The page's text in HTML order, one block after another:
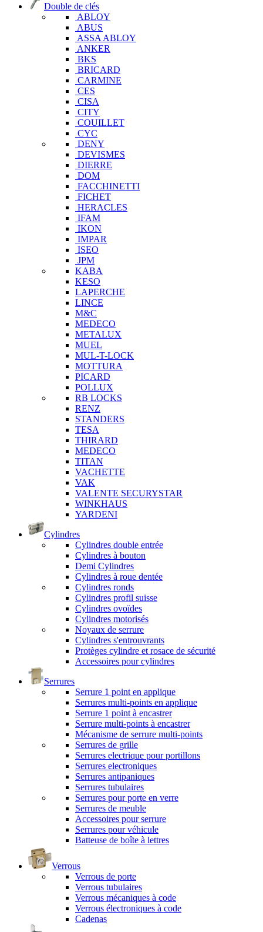
Double de clés
ABLOY
ABUS
ASSA ABLOY
ANKER
BKS
BRICARD
CARMINE
CES
CISA
CITY
COUILLET
CYC
DENY
DEVISMES
DIERRE
DOM
FACCHINETTI
FICHET
HERACLES
IFAM
IKON
IMPAR
ISEO
JPM
KABA
KESO
LAPERCHE
LINCE
M&C
MEDECO
METALUX
MUEL
MUL-T-LOCK
MOTTURA
PICARD
POLLUX
RB LOCKS
RENZ
STANDERS
TESA
THIRARD
MEDECO
TITAN
VACHETTE
VAK
VALENTE SECURYSTAR
WINKHAUS
YARDENI
Cylindres
Cylindres double entrée
Cylindres à bouton
Demi Cylindres
Cylindres à roue dentée
Cylindres ronds
Cylindres profil suisse
Cylindres ovoïdes
Cylindres motorisés
Noyaux de serrure
Cylindres s'entrouvrants
Protèges cylindre et rosace de sécurité
Accessoires pour cylindres
Serrures
Serrure 1 point en applique
Serrures multi-points en applique
Serrure 1 point à encastrer
Serrure multi-points à encastrer
Mécanisme de serrure multi-points
Serrures de grille
Serrures electrique pour portillons
Serrures electroniques
Serrures antipaniques
Serrures tubulaires
Serrures pour porte en verre
Serrures de meuble
Accessoires pour serrure
Serrures pour véhicule
Batteuse de boîte à lettres
Verrous
Verrous de porte
Verrous tubulaires
Verrous mécaniques à code
Verrous électroniques à code
Cadenas